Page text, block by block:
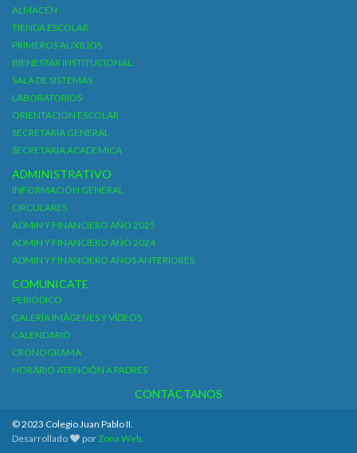
ALMACÉN
TIENDA ESCOLAR
PRIMEROS AUXILIOS
BIENESTAR INSTITUCIONAL
SALA DE SISTEMAS
LABORATORIOS
ORIENTACIÓN ESCOLAR
SECRETARIA GENERAL
SECRETARIA ACADEMICA
ADMINISTRATIVO
INFORMACIÓN GENERAL
CIRCULARES
ADMIN Y FINANCIERO AÑO 2025
ADMIN Y FINANCIERO AÑO 2024
ADMIN Y FINANCIERO AÑOS ANTERIORES
COMUNICATE
PERIÓDICO
GALERÍA IMÁGENES Y VÍDEOS
CALENDARIO
CRONOGRAMA
HORARIO ATENCIÓN A PADRES
CONTÁCTANOS
© 2023 Colegio Juan Pablo II.
Desarrollado
porZona Web.